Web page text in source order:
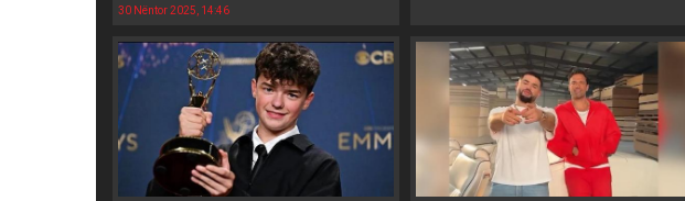
30 Nëntor 2025, 14:46